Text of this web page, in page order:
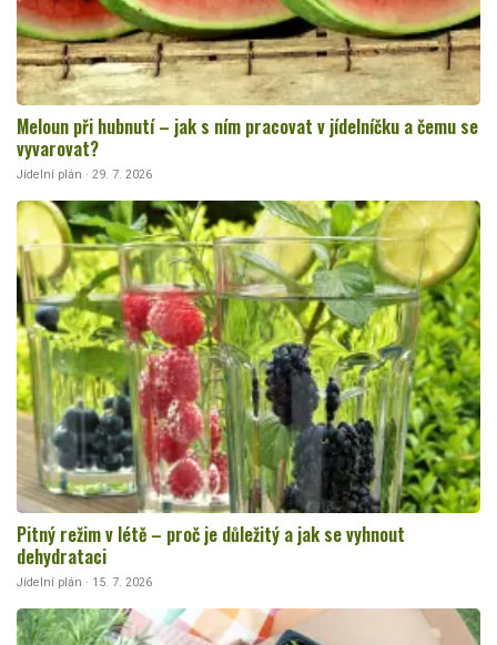
Meloun při hubnutí – jak s ním pracovat v jídelníčku a čemu se
vyvarovat?
Jídelní plán · 29. 7. 2026
Pitný režim v létě – proč je důležitý a jak se vyhnout
dehydrataci
Jídelní plán · 15. 7. 2026